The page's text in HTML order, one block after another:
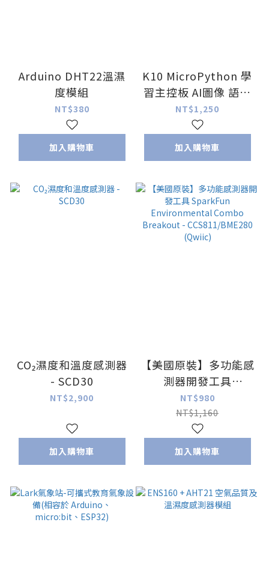
Arduino DHT22溫濕
度模組
NT$380
加入購物車
K10 MicroPython 學
習主控板 AI圖像 語音
辨識 圖像檢測 mind
集成ESP32-S3
NT$1,250
加入購物車
CO₂濕度和溫度感測器
- SCD30
NT$2,900
加入購物車
【美國原裝】多功能感
測器開發工具
SparkFun
Environmental
Combo Breakout -
CCS811/BME280
(Qwiic)
NT$980
NT$1,160
加入購物車